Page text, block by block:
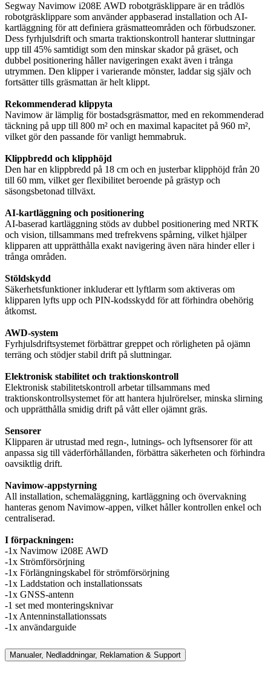
Segway Navimow i208E AWD robotgräsklippare är en trådlös
robotgräsklippare som använder appbaserad installation och AI-
kartläggning för att definiera gräsmatteområden och förbudszoner.
Dess fyrhjulsdrift och smarta traktionskontroll hanterar sluttningar
upp till 45% samtidigt som den minskar skador på gräset, och
dubbel positionering håller navigeringen exakt även i trånga
utrymmen. Den klipper i varierande mönster, laddar sig själv och
fortsätter tills gräsmattan är helt klippt.
Rekommenderad klippyta
Navimow är lämplig för bostadsgräsmattor, med en rekommenderad
täckning på upp till 800 m² och en maximal kapacitet på 960 m²,
vilket gör den passande för vanligt hemmabruk.
Klippbredd och klipphöjd
Den har en klippbredd på 18 cm och en justerbar klipphöjd från 20
till 60 mm, vilket ger flexibilitet beroende på grästyp och
säsongsbetonad tillväxt.
AI-kartläggning och positionering
AI-baserad kartläggning stöds av dubbel positionering med NRTK
och vision, tillsammans med trefrekvens spårning, vilket hjälper
klipparen att upprätthålla exakt navigering även nära hinder eller i
trånga områden.
Stöldskydd
Säkerhetsfunktioner inkluderar ett lyftlarm som aktiveras om
klipparen lyfts upp och PIN-kodsskydd för att förhindra obehörig
åtkomst.
AWD-system
Fyrhjulsdriftsystemet förbättrar greppet och rörligheten på ojämn
terräng och stödjer stabil drift på sluttningar.
Elektronisk stabilitet och traktionskontroll
Elektronisk stabilitetskontroll arbetar tillsammans med
traktionskontrollsystemet för att hantera hjulrörelser, minska slirning
och upprätthålla smidig drift på vått eller ojämnt gräs.
Sensorer
Klipparen är utrustad med regn-, lutnings- och lyftsensorer för att
anpassa sig till väderförhållanden, förbättra säkerheten och förhindra
oavsiktlig drift.
Navimow-appstyrning
All installation, schemaläggning, kartläggning och övervakning
hanteras genom Navimow-appen, vilket håller kontrollen enkel och
centraliserad.
I förpackningen:
-1x Navimow i208E AWD
-1x Strömförsörjning
-1x Förlängningskabel för strömförsörjning
-1x Laddstation och installationssats
-1x GNSS-antenn
-1 set med monteringsknivar
-1x Antenninstallationssats
-1x användarguide
Manualer, Nedladdningar, Reklamation & Support